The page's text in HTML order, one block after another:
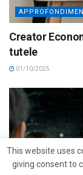
Creator
tutele
01/10/2025
This website uses
giving consent to